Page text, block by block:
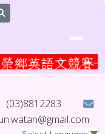
學
英語文競賽—
(03)8812283